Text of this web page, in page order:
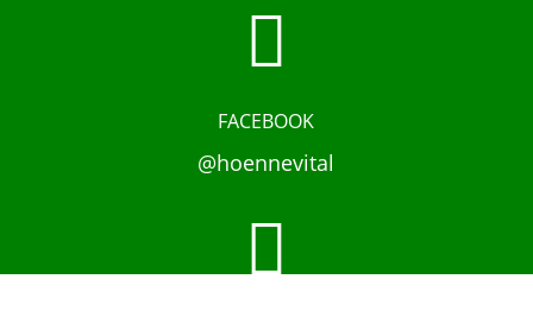

FACEBOOK
@hoennevital
